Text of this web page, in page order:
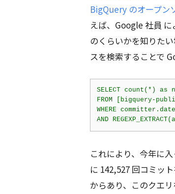
BigQuery のオープン
えば、Google 社員
のくらいかを知りた
スを検索することで
SELECT count(*) as n
FROM [bigquery-
WHERE
これにより、今年に
に 142,527 回コミッ
からあり、このクエ